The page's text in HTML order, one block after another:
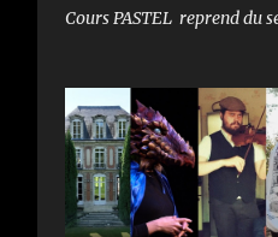
Cours PASTEL reprend du
ENFANTS et ADULTES avec
simple : Prendre du plaisir
expérience, après avoir
centaines d’élèves au Studio
anciennement, le Cours